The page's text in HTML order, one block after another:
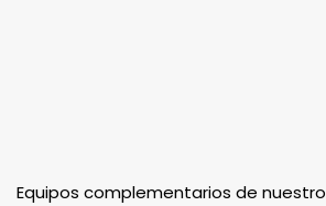
Equipos complementarios de